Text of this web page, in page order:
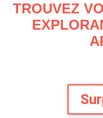
TROUVEZ